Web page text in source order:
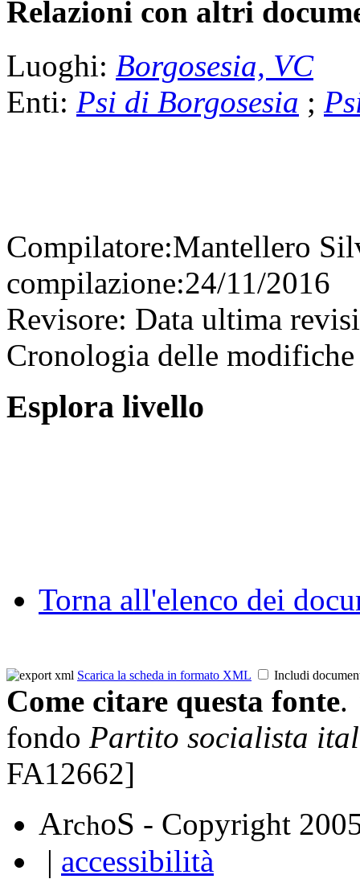
Relazioni con altri
Luoghi: Borgosesia, VC
Enti: Psi di Borgosesia ;
Compilatore:Mantellero
compilazione:24/11/2016
Revisore: Data ultima
Cronologia delle
Esplora livello
Torna all'elenco dei
Scarica la scheda in formato XML Includi
Come citare questa fonte.
fondo Partito socialista
FA12662]
ArchoS - Copyright
| accessibilità